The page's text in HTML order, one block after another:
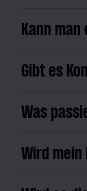
Kann man
Gibt es
Was
Wird mein